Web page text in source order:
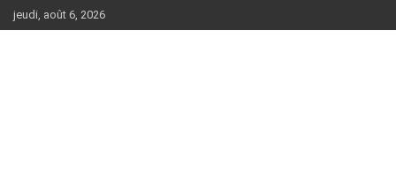
Aller
au
jeudi, août 6, 2026